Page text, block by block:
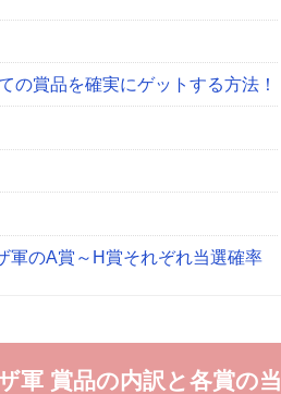
の賞品を確実にゲットする方法！
軍のA賞～H賞それぞれ当選確率
軍 賞品の内訳と各賞の当